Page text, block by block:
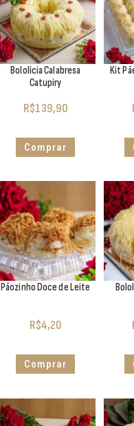
Bololícia Calabresa
Catupiry
R$139,90
Comprar
Kit
Pãozinho Doce de Leite
R$4,20
Comprar